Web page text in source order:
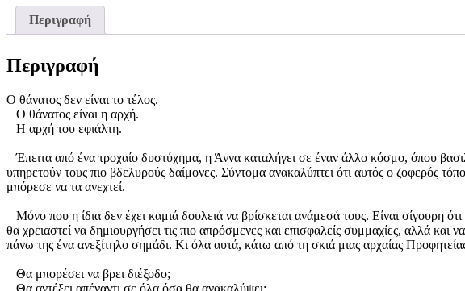
Περιγραφή
Περιγραφή
Ο θάνατος δεν είναι το τέλος.
Ο θάνατος είναι η αρχή.
Η αρχή του εφιάλτη.
Έπειτα από ένα τροχαίο δυστύχημα, η Άννα καταλήγει σε έναν άλλο κόσμο, όπου
υπηρετούν τους πιο βδελυρούς δαίμονες. Σύντομα ανακαλύπτει ότι αυτός ο ζοφερός
μπόρεσε να τα ανεχτεί.
Μόνο που η ίδια δεν έχει καμιά δουλειά να βρίσκεται ανάμεσά τους. Είναι σίγουρη
θα χρειαστεί να δημιουργήσει τις πιο απρόσμενες και επισφαλείς συμμαχίες, αλλά
πάνω της ένα ανεξίτηλο σημάδι. Κι όλα αυτά, κάτω από τη σκιά μιας αρχαίας
Θα μπορέσει να βρει διέξοδο;